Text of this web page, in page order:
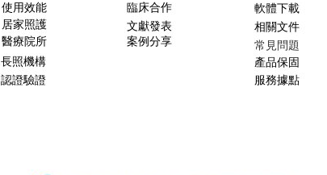
居家照護
醫療院所
長照機構
認證驗證
使用效能
案例分享
臨床合作
文獻發表
軟體下載
常見問題
產品保固
服務據點
相關文件